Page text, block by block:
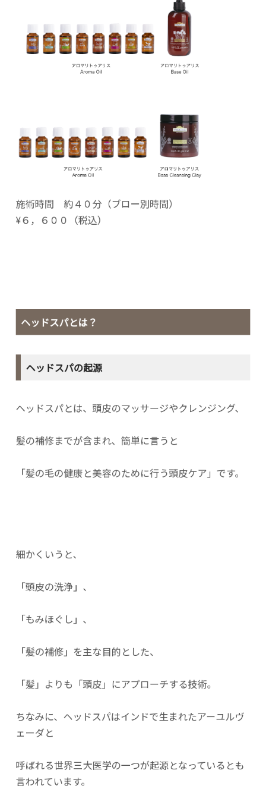
施術時間 約４０分（ブロー別時間）
¥６，６００（税込）
ヘッドスパとは？
ヘッドスパの起源
ヘッドスパとは、頭皮のマッサージやクレンジング、
髪の補修までが含まれ、簡単に言うと
「髪の毛の健康と美容のために行う頭皮ケア」です。
細かくいうと、
「頭皮の洗浄」、
「もみほぐし」、
「髪の補修」を主な目的とした、
「髪」よりも「頭皮」にアプローチする技術。
ちなみに、ヘッドスパはインドで生まれたアーユルヴ
ェーダと
呼ばれる世界三大医学の一つが起源となっているとも
言われています。